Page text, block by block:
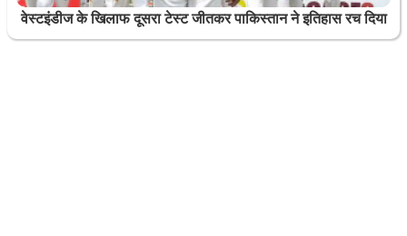
वेस्टइंडीज के खिलाफ दूसरा टेस्ट जीतकर पाकिस्तान ने इतिहास रच दिया